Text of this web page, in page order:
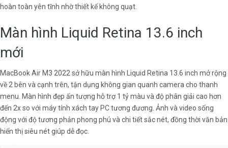
hoàn toàn yên tĩnh nhờ thiết kế không quạt.
Màn hình Liquid Retina 13.6 inch
mới
MacBook Air M3 2022 sở hữu màn hình Liquid Retina 13.6 inch mở rộng
về 2 bên và cạnh trên, tận dụng không gian quanh camera cho thanh
menu. Màn hình đẹp ấn tượng hỗ trợ 1 tỷ màu và độ phân giải cao hơn
đến 2x so với máy tính xách tay PC tương đương. Ảnh và video sống
động với độ tương phản phong phú và chi tiết sắc nét, đồng thời văn bản
hiển thị siêu nét giúp dễ đọc.